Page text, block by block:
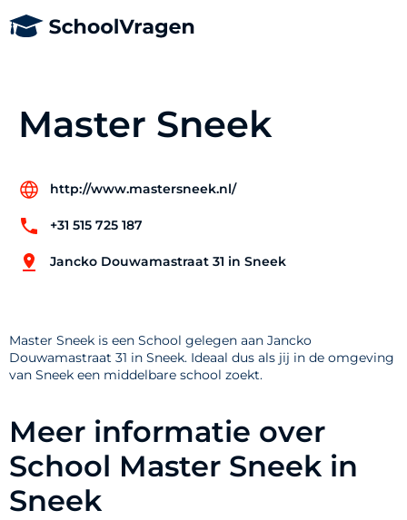
Master Sneek
http://www.mastersneek.nl/
+31 515 725 187
Jancko Douwamastraat 31 in Sneek
Master Sneek is een School gelegen aan Jancko
Douwamastraat 31 in Sneek. Ideaal dus als jij in de omgeving
van Sneek een middelbare school zoekt.
Meer informatie over
School Master Sneek in
Sneek